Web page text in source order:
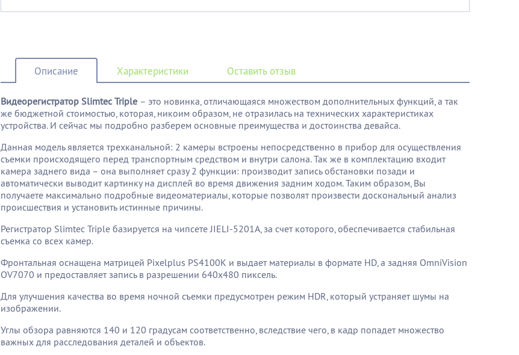
Описание Характеристики Оставить отзыв
Видеорегистратор Slimtec Triple – это новинка, отличающаяся множеством дополнительных функций, а так
же бюджетной стоимостью, которая, никоим образом, не отразилась на технических характеристиках
устройства. И сейчас мы подробно разберем основные преимущества и достоинства девайса.
Данная модель является трехканальной: 2 камеры встроены непосредственно в прибор для осуществления
съемки происходящего перед транспортным средством и внутри салона. Так же в комплектацию входит
камера заднего вида – она выполняет сразу 2 функции: производит запись обстановки позади и
автоматически выводит картинку на дисплей во время движения задним ходом. Таким образом, Вы
получаете максимально подробные видеоматериалы, которые позволят произвести доскональный анализ
происшествия и установить истинные причины.
Регистратор Slimtec Triple базируется на чипсете JIELI-5201A, за счет которого, обеспечивается стабильная
съемка со всех камер.
Фронтальная оснащена матрицей Pixelplus PS4100K и выдает материалы в формате HD, а задняя OmniVision
OV7070 и предоставляет запись в разрешении 640х480 пиксель.
Для улучшения качества во время ночной съемки предусмотрен режим HDR, который устраняет шумы на
изображении.
Углы обзора равняются 140 и 120 градусам соответственно, вследствие чего, в кадр попадет множество
важных для расследования деталей и объектов.